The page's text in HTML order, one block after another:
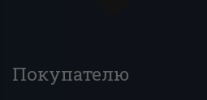
Покупателю